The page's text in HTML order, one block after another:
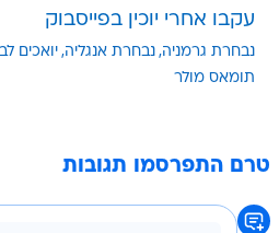
עקבו אחרי יוכין בפייסבוק
נבחרת גרמניה נבחרת אנגליה יואכים
תומאס מולר
טרם התפרסמו תגובות